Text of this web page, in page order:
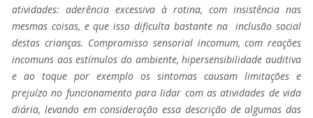
atividades: aderência excessiva à rotina, com insistência nas
mesmas coisas, e que isso dificulta bastante na inclusão social
destas crianças. Compromisso sensorial incomum, com reações
incomuns aos estímulos do ambiente, hipersensibilidade auditiva
e ao toque por exemplo os sintomas causam limitações e
prejuízo no funcionamento para lidar com as atividades de vida
diária, levando em consideração essa descrição de algumas das